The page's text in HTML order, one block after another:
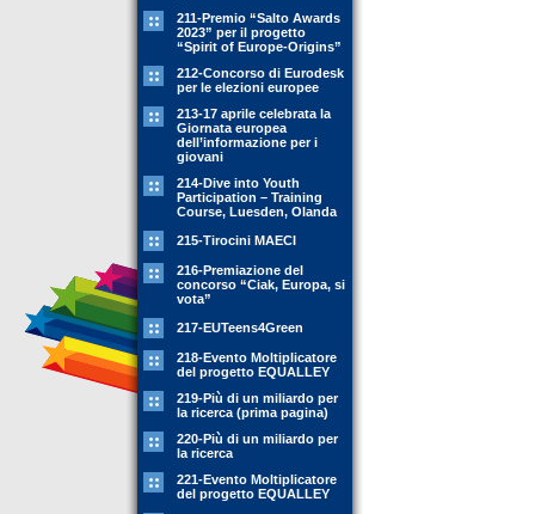
211-Premio “Salto Awards
2023” per il progetto
“Spirit of Europe-Origins”
212-Concorso di Eurodesk
per le elezioni europee
213-17 aprile celebrata la
Giornata europea
dell’informazione per i
giovani
214-Dive into Youth
Participation – Training
Course, Luesden, Olanda
215-Tirocini MAECI
216-Premiazione del
concorso “Ciak, Europa, si
vota”
217-EUTeens4Green
218-Evento Moltiplicatore
del progetto EQUALLEY
219-Più di un miliardo per
la ricerca (prima pagina)
220-Più di un miliardo per
la ricerca
221-Evento Moltiplicatore
del progetto EQUALLEY